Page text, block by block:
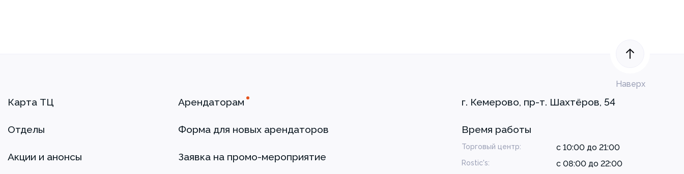
Наверх
Карта ТЦ
Отделы
Акции и анонсы
Арендаторам
Форма для новых арендаторов
Заявка на промо-мероприятие
г. Кемерово, пр-т. Шахтёров, 54
Время работы
Торговый центр: с 10:00 до 21:00
Rostic's: с 08:00 до 22:00